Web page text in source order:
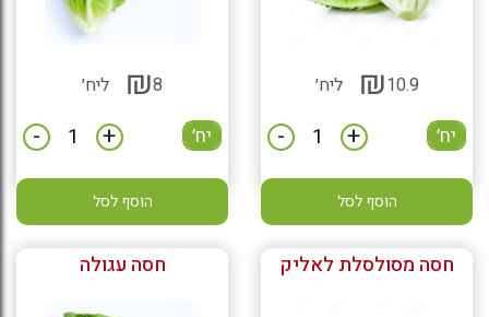
10.9
₪ ליח׳
יח׳ +
-
הוסף לסל
8
₪ ליח׳
יח׳ +
-
הוסף לסל
חסה מסולסלת לאליק חסה עגולה